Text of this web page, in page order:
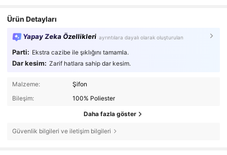
Ürün Detayları
Yapay Zeka Özellikleri ayrıntılara dayalı olarak oluşturulan
Parti: Ekstra cazibe ile şıklığını tamamla.
Dar kesim: Zarif hatlara sahip dar kesim.
Malzeme:
Şifon
Bileşim:
100% Poliester
Daha fazla göster
Güvenlik bilgileri ve iletişim bilgileri